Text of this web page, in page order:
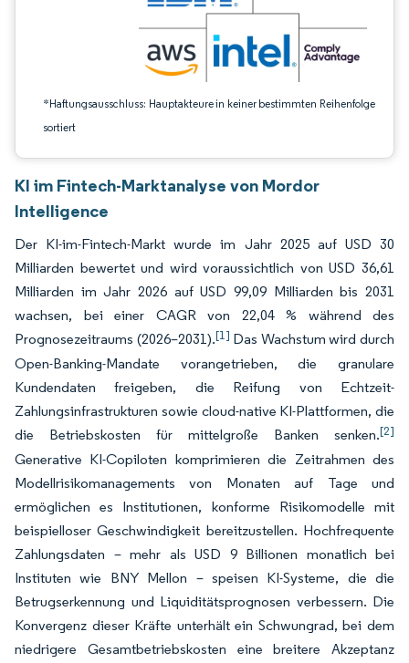
*Haftungsausschluss: Hauptakteure in keiner bestimmten Reihenfolge
sortiert
KI im Fintech-Marktanalyse von Mordor
Intelligence
Der KI-im-Fintech-Markt wurde im Jahr 2025 auf USD 30
Milliarden bewertet und wird voraussichtlich von USD 36,61
Milliarden im Jahr 2026 auf USD 99,09 Milliarden bis 2031
wachsen, bei einer CAGR von 22,04 % während des
Prognosezeitraums (2026–2031).[1] Das Wachstum wird durch
Open-Banking-Mandate vorangetrieben, die granulare
Kundendaten freigeben, die Reifung von Echtzeit-
Zahlungsinfrastrukturen sowie cloud-native KI-Plattformen, die
die Betriebskosten für mittelgroße Banken senken.[2]
Generative KI-Copiloten komprimieren die Zeitrahmen des
Modellrisikomanagements von Monaten auf Tage und
ermöglichen es Institutionen, konforme Risikomodelle mit
beispielloser Geschwindigkeit bereitzustellen. Hochfrequente
Zahlungsdaten – mehr als USD 9 Billionen monatlich bei
Instituten wie BNY Mellon – speisen KI-Systeme, die die
Betrugserkennung und Liquiditätsprognosen verbessern. Die
Konvergenz dieser Kräfte unterhält ein Schwungrad, bei dem
niedrigere Gesamtbetriebskosten eine breitere Akzeptanz